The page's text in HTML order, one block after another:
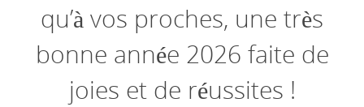
qu’à vos proches, une très
bonne année 2026 faite de
joies et de réussites !